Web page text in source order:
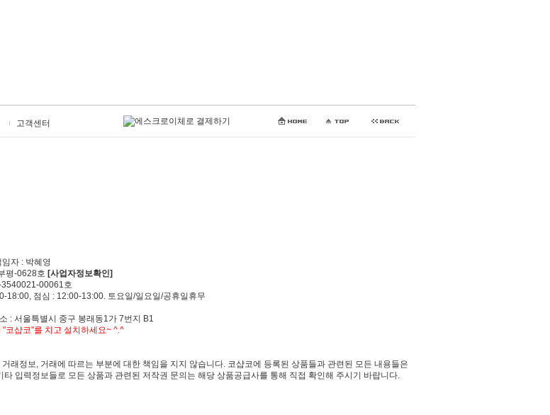
고객센터
자 : 박혜영
평-0628호 [사업자정보확인]
00061호
점심 : 12:00-13:00. 토요일/일요일/공휴일휴무
: 서울특별시 중구 봉래동1가 7번지 B1
코샵코"를 치고 설치하세요~ ^.^
래정보, 거래에 따르는 부분에 대한 책임을 지지 않습니다. 코샵코에 등록된 상품들과 관련된 모든 내용들은
입력정보들로 모든 상품과 관련된 저작권 문의는 해당 상품공급사를 통해 직접 확인해 주시기 바랍니다.​